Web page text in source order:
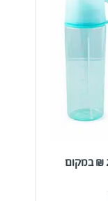
בקבוק ספריי מים פלסטיק 600 מ"ל ב-20 ₪ במקום